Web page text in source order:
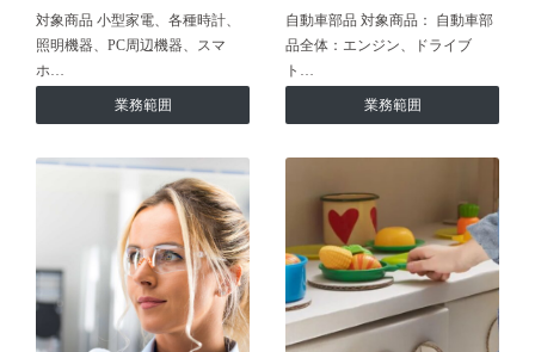
対象商品 小型家電、各種時計、
照明機器、PC周辺機器、スマ
ホ…
業務範囲
自動車部品 対象商品： 自動車部
品全体：エンジン、ドライブ
ト…
業務範囲